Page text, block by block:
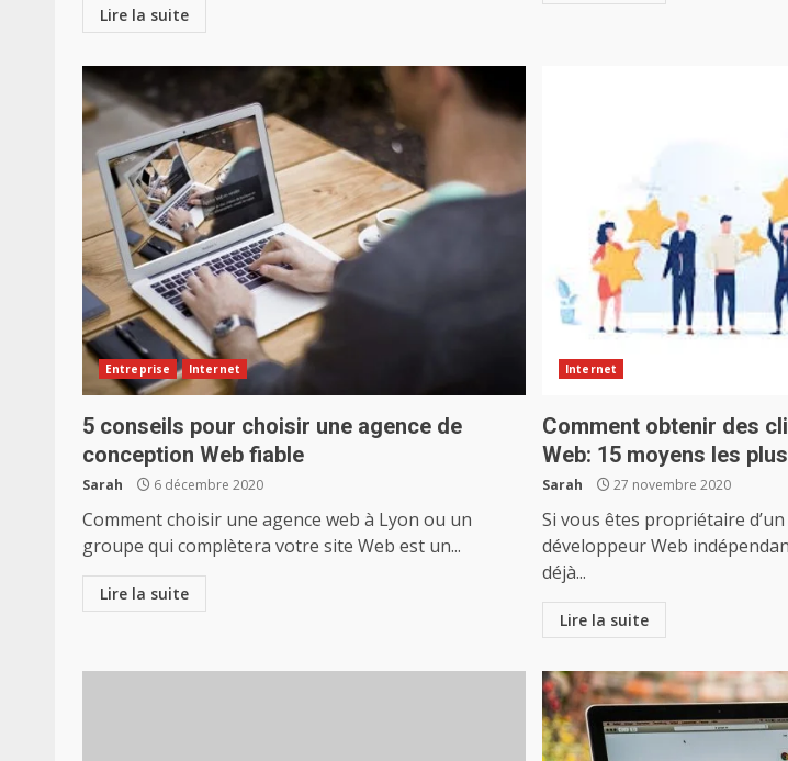
Lire la suite
Entreprise Internet
5 conseils pour choisir une agence de
conception Web fiable
Sarah 6 décembre 2020
Comment choisir une agence web à Lyon ou un
groupe qui complètera votre site Web est un...
Lire la suite
Internet
Comment obtenir des
Web: 15 moyens les
Sarah 27 novembre 2020
Si vous êtes propriétaire
développeur Web
déjà...
Lire la suite